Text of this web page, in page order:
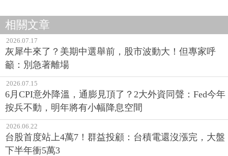
相關文章
2026.07.17
灰犀牛來了？美期中選舉前，股市波動大！但專家呼
籲：別急著離場
2026.07.15
6月CPI意外降溫，通膨見頂了？2大外資同聲：Fed今年
按兵不動，明年將有小幅降息空間
2026.06.22
台股首度站上4萬7！群益投顧：台積電還沒漲完，大盤
下半年衝5萬3